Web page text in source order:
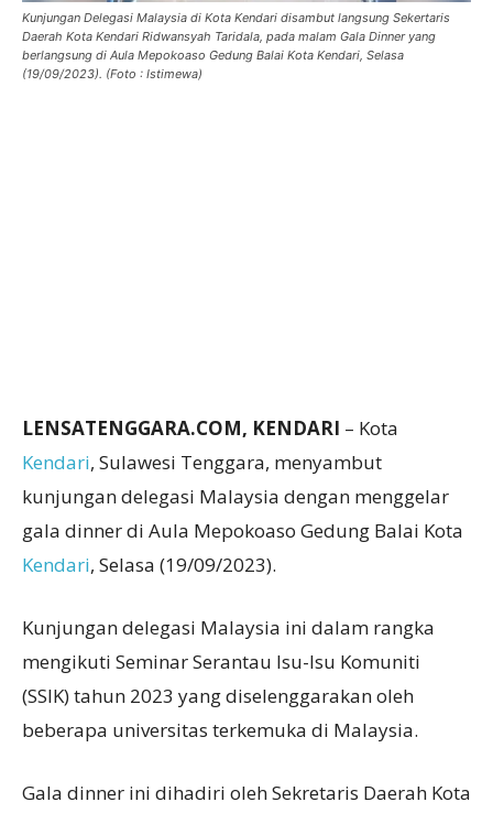
Kunjungan Delegasi Malaysia di Kota Kendari disambut langsung Sekertaris
Daerah Kota Kendari Ridwansyah Taridala, pada malam Gala Dinner yang
berlangsung di Aula Mepokoaso Gedung Balai Kota Kendari, Selasa
(19/09/2023). (Foto : Istimewa)
LENSATENGGARA.COM, KENDARI – Kota
Kendari, Sulawesi Tenggara, menyambut
kunjungan delegasi Malaysia dengan menggelar
gala dinner di Aula Mepokoaso Gedung Balai Kota
Kendari, Selasa (19/09/2023).
Kunjungan delegasi Malaysia ini dalam rangka
mengikuti Seminar Serantau Isu-Isu Komuniti
(SSIK) tahun 2023 yang diselenggarakan oleh
beberapa universitas terkemuka di Malaysia.
Gala dinner ini dihadiri oleh Sekretaris Daerah Kota